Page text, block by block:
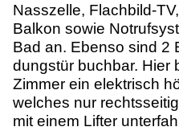
Nasszelle, Flachbild-
Balkon sowie
Bad an. Ebenso sind 2
dungstür buchbar. Hier
Zimmer ein elektrisch
welches nur
mit einem Lifter